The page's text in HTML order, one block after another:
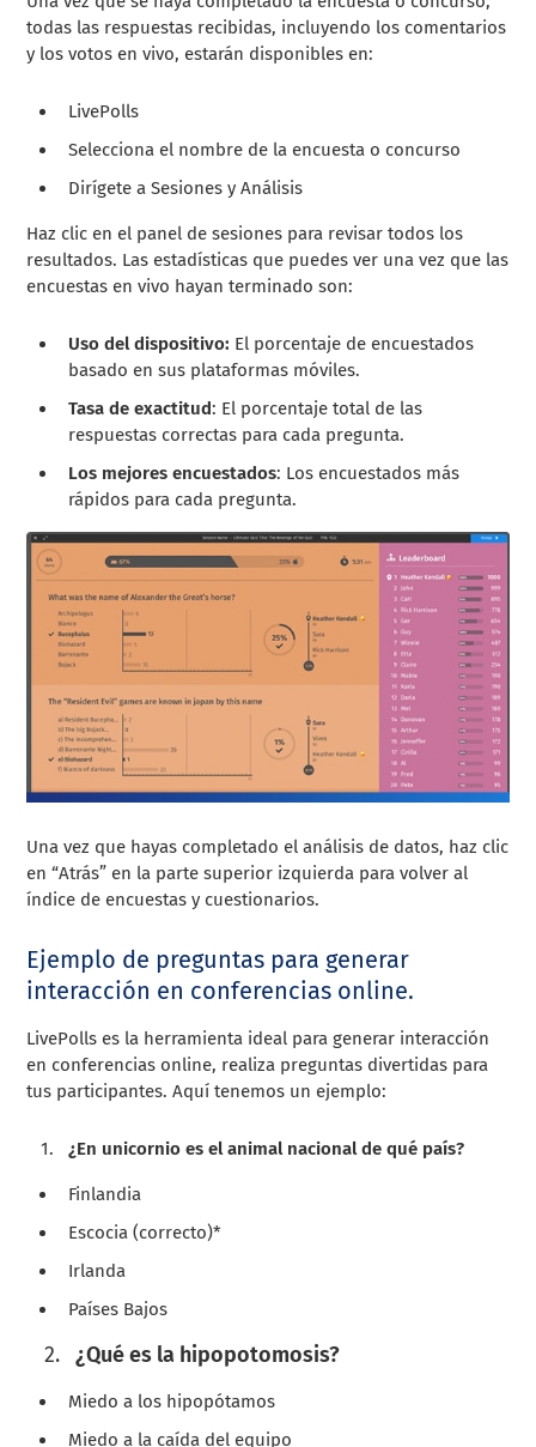
todas las respuestas recibidas, incluyendo los comentarios
y los votos en vivo, estarán disponibles en:
LivePolls
Selecciona el nombre de la encuesta o concurso
Dirígete a Sesiones y Análisis
Haz clic en el panel de sesiones para revisar todos los
resultados. Las estadísticas que puedes ver una vez que las
encuestas en vivo hayan terminado son:
Uso del dispositivo: El porcentaje de encuestados
basado en sus plataformas móviles.
Tasa de exactitud: El porcentaje total de las
respuestas correctas para cada pregunta.
Los mejores encuestados: Los encuestados más
rápidos para cada pregunta.
Una vez que hayas completado el análisis de datos, haz clic
en “Atrás” en la parte superior izquierda para volver al
índice de encuestas y cuestionarios.
Ejemplo de preguntas para generar
interacción en conferencias online.
LivePolls es la herramienta ideal para generar interacción
en conferencias online, realiza preguntas divertidas para
tus participantes. Aquí tenemos un ejemplo:
¿En unicornio es el animal nacional de qué país?
Finlandia
Escocia (correcto)*
Irlanda
Países Bajos
¿Qué es la hipopotomosis?
Miedo a los hipopótamos
Miedo a la caída del equipo